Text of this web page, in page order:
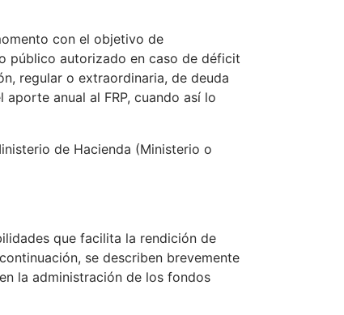
con el objetivo de
público autorizado en caso de déficit
regular o extraordinaria, de deuda
anual al FRP, cuando así lo
de Hacienda (Ministerio o
que facilita la rendición de
se describen brevemente
la administración de los fondos